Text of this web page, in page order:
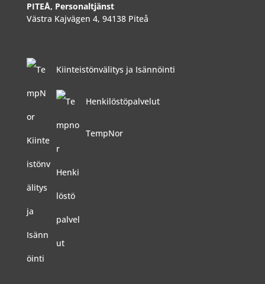
PITEÅ, Personaltjänst
Västra Kajvägen 4, 94138 Piteå
Kiinteistönvälitys ja Isännöinti
Henkilöstöpalvelut
TempNor